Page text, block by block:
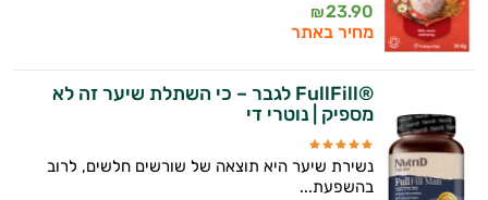
23.90
₪
מחיר באתר
®FullFill לגבר – כי השתלת שיער זה לא
מספיק | נוטרי די
נשירת שיער היא תוצאה של שורשים חלשים, לרוב
בהשפעת...